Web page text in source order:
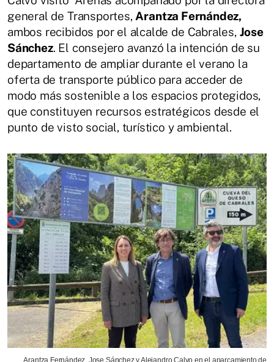
general de Transportes, Arantza Fernández,
ambos recibidos por el alcalde de Cabrales, Jose
Sánchez. El consejero avanzó la intención de su
departamento de ampliar durante el verano la
oferta de transporte público para acceder de
modo más sostenible a los espacios protegidos,
que constituyen recursos estratégicos desde el
punto de visto social, turístico y ambiental.
Arantza Fernández, Jose Sánchez y Alejandro Calvo en el aparcamiento de